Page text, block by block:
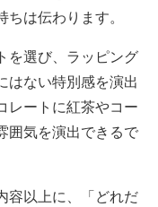
は伝わります。
を選び、ラッピング
はない特別感を演出
レートに紅茶やコー
囲気を演出できるで
容以上に、「どれだ